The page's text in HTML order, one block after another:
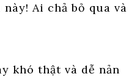
Ai chả bỏ qua và
khó thật và dễ nản